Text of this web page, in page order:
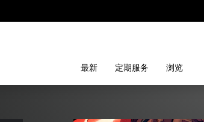
最新 定期服务 浏览